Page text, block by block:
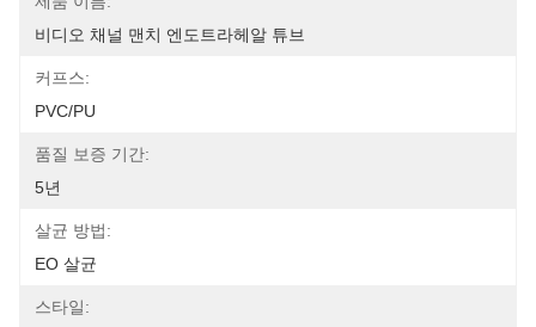
비디오 채널 맨치 엔도트라헤알 튜브
커프스:
PVC/PU
품질 보증 기간:
5년
살균 방법:
EO 살균
스타일: